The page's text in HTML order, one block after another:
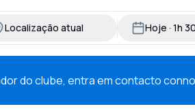
Localização atual Hoje · 1h
do clube, entra em contacto